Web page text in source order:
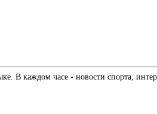
В каждом часе - новости спорта,